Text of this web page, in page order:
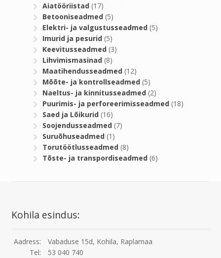
Aiatööriistad(17)
Betooniseadmed(5)
Elektri- ja valgustusseadmed(5)
Imurid ja pesurid(5)
Keevitusseadmed(3)
Lihvimismasinad(8)
Maatihendusseadmed(12)
Mõõte- ja kontrollseadmed(5)
Naeltus- ja kinnitusseadmed(2)
Puurimis- ja perforeerimisseadmed(18)
Saed ja Lõikurid(16)
Soojendusseadmed(7)
Suruõhuseadmed(1)
Torutöötlusseadmed(8)
Tõste- ja transpordiseadmed(6)
Kohila esindus:
Aadress:
Vabaduse 15d, Kohila, Raplamaa
Tel:
53 040 740